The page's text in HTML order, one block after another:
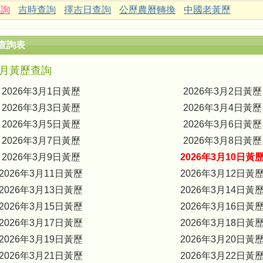
吉時查詢 擇吉日查詢 公歷農曆轉換 中國老黃歷
詢表
黃歷查詢
2026年3月1日黃歷
2026年3月2日黃歷
2026年3月3日黃歷
2026年3月4日黃歷
2026年3月5日黃歷
2026年3月6日黃歷
2026年3月7日黃歷
2026年3月8日黃歷
2026年3月9日黃歷
2026年3月10日黃
年3月11日黃歷
2026年3月12日黃歷
年3月13日黃歷
2026年3月14日黃歷
年3月15日黃歷
2026年3月16日黃歷
年3月17日黃歷
2026年3月18日黃歷
年3月19日黃歷
2026年3月20日黃歷
年3月21日黃歷
2026年3月22日黃歷